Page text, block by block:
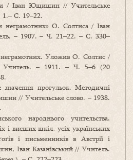
/ Іван Ющишин // Учительське
С. 19–22.
неграмотних» О. Солтиса / Іван
– 1907. – Ч. 21–22. – С. 330–
Уложив О. Солтис /
– 1911. – Ч. 5–6 (20
значення прогульок. Методичні
// Учительське слово. – 1938.
народнього учительства,
і висших шкіл, усіх українських
і письменників в Австрії і
Іван Казанівський // Учитель.